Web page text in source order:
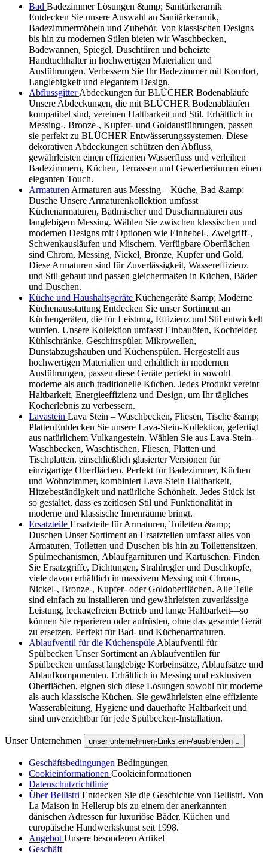
Bad Badezimmer Lösungen &amp; Sanitärkeramik
Entdecken Sie unsere Auswahl an Sanitärkeramik,
Badezimmermöbeln und Zubehör. Von klassischen Designs
bis hin zu modernen Stilen bieten wir Waschbecken,
Badewannen, Spiegel, Duschtüren und beheizte
Handtuchhalter in hochwertigen Materialien und
Ausführungen. Verbessern Sie Ihr Badezimmer mit Komfort,
Langlebigkeit und elegantem Design.
AbflussgitterAbdeckungen für BLÜCHER Bodenabläufe
Unsere Abdeckungen, die mit BLÜCHER Bodenabläufen
kompatibel sind, vereinen Haltbarkeit und Stil. Erhältlich in
Messing-, Bronze-, Kupfer- und Goldausführungen, passen
sie perfekt zu BLÜCHER Entwässerungssystemen. Diese
dekorativen Abdeckungen schützen den Abfluss,
gewährleisten einen effizienten Wasserfluss und verleihen
Badezimmern, Küchen, Terrassen und Gewerberäumen einen
eleganten Touch.
Armaturen Armaturen aus Messing – Küche, Bad &amp;
Dusche Unsere Armaturenkollektion umfasst
Küchenarmaturen, Badmischer und Duscharmaturen aus
langlebigem Messing. Wählen Sie zwischen klassischen und
modernen Designs mit Optionen wie Einhebel-, Zweigriff-,
Schwenkausläufen und Mischern. Verfügbare Oberflächen
sind Chrom, Messing, Nickel, Bronze, Kupfer und Gold.
Diese Armaturen sind für Zuverlässigkeit, Wassereffizienz
und Stil gebaut und passen gleichermaßen in Küchen, Bäder
und Duschen.
Küche und Haushaltsgeräte Küchengeräte &amp; Moderne
Küchenausstattung Entdecken Sie unser Sortiment an
Küchengeräten, die für Leistung, Effizienz und Stil entwickelt
wurden. Unsere Kollektion umfasst Einbauöfen, Kochfelder,
Kühlschränke, Geschirrspüler, Mikrowellen,
Dunstabzugshauben und Küchenspülen. Hergestellt aus
hochwertigen Materialien und erhältlich in modernen
Ausführungen, passen diese Geräte perfekt in sowohl
moderne als auch traditionelle Küchen. Jedes Produkt vereint
Haltbarkeit, Energieeffizienz und Design, um Ihr tägliches
Kocherlebnis zu verbessern.
Lavastein Lava Stein – Waschbecken, Fliesen, Tische &amp;
PlattenEntdecken Sie unsere Lava-Stein-Kollektion, gefertigt
aus natürlichem Vulkangestein. Wählen Sie aus Lava-Stein-
Waschbecken, Waschtischen, Fliesen, Platten und
Tischplatten, einschließlich glasierter Versionen für
einzigartige Oberflächen. Perfekt für Badezimmer, Küchen
und Wohnzimmer, kombiniert Lava-Stein Haltbarkeit,
Hitzebeständigkeit und natürliche Schönheit. Jedes Stück ist
so gestaltet, dass es zeitlosen Stil und Funktionalität in
moderne und klassische Innenräume bringt.
Ersatzteile Ersatzteile für Armaturen, Toiletten &amp;
Duschen Unser Sortiment an Ersatzteilen umfasst alles von
Armaturen, Toiletten und Duschen bis hin zu Toilettensitzen,
Spülmechanismen, Ablaufgarnituren und Kartuschen. Finden
Sie Ersatzgriffe, Dichtungen, Strahlregler und Duschköpfe,
viele davon erhältlich in massivem Messing mit Chrom-,
Nickel-, Bronze-, Kupfer- oder Goldoberflächen. Alle Teile
sind einfach zu installieren und gewährleisten zuverlässige
Leistung, leckagefreien Betrieb und lange Haltbarkeit—so
können Sie reparieren oder aufrüsten, ohne das gesamte Gerät
zu ersetzen. Perfekt für Bad- und Küchenarmaturen.
Ablaufventil für die Küchenspüle Ablaufventil für
Spülbecken Unser Sortiment an Ablaufventilen für
Spülbecken umfasst langlebige Korbeinsätze, Ablaufsätze und
Ablaufkomponenten. Erhältlich in Messing und exklusiven
Oberflächen, eignen sich diese Lösungen sowohl für moderne
als auch klassische Küchen. Sie gewährleisten eine effiziente
Wasserableitung, Hygiene und dauerhafte Haltbarkeit und
sind unverzichtbar für jede Spülbecken-Installation.
Unser Unternehmen unser unternehmen-Links ein-/ausblenden 
Geschäftsbedingungen Bedingungen
Cookieinformationen Cookieinformationen
Datenschutzrichtlinie
Über Bellistri Entdecken Sie die Geschichte von Bellistri. Von
La Maison in Hellerup bis zu einem der anerkannten
dänischen Adressen für luxuriöse Bäder, Küchen und
europäische Handwerkskunst seit 1998.
Angebot Unsere besonderen Artikel
Geschäft